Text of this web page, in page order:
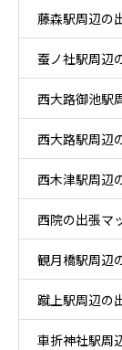
藤森駅周辺の
ア
蚕ノ社駅周辺
ケア
西大路御池駅
帰りケア
西大路駅周辺
ア
西木津駅周辺
西院の出張マ
観月橋駅周辺
ア
蹴上駅周辺の
車折神社駅周